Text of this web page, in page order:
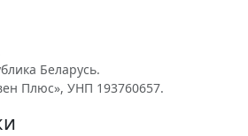
Беларусь.
Плюс», УНП 193760657.